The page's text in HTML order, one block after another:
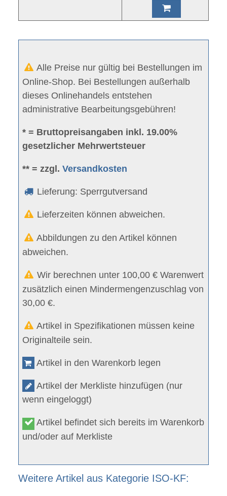
Alle Preise nur gültig bei Bestellungen im
Online-Shop. Bei Bestellungen außerhalb
dieses Onlinehandels entstehen
administrative Bearbeitungsgebühren!
* = Bruttopreisangaben inkl. 19.00%
gesetzlicher Mehrwertsteuer
** = zzgl.Versandkosten
Lieferung: Sperrgutversand
Lieferzeiten können abweichen.
Abbildungen zu den Artikel können
abweichen.
Wir berechnen unter 100,00 € Warenwert
zusätzlich einen Mindermengenzuschlag von
30,00 €.
Artikel in Spezifikationen müssen keine
Originalteile sein.
Artikel in den Warenkorb legen
Artikel der Merkliste hinzufügen (nur
wenn eingeloggt)
Artikel befindet sich bereits im Warenkorb
und/oder auf Merkliste
Weitere Artikel aus Kategorie ISO-KF: